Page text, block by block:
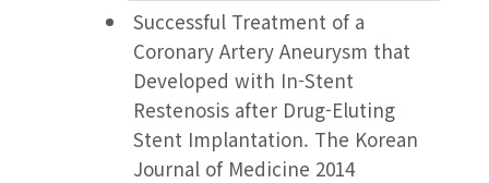
Successful Treatment of a
Coronary Artery Aneurysm that
Developed with In-Stent
Restenosis after Drug-Eluting
Stent Implantation. The Korean
Journal of Medicine 2014